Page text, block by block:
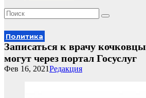
Политика
Записаться к врачу кочковцы
могут через портал Госуслуг
Редакция
Фев 16, 2021